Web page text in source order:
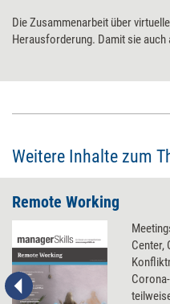
Die Zusammenarbeit über
Herausforderung. Damit sie
Weitere Inhalte zum
Remote Working
Center,